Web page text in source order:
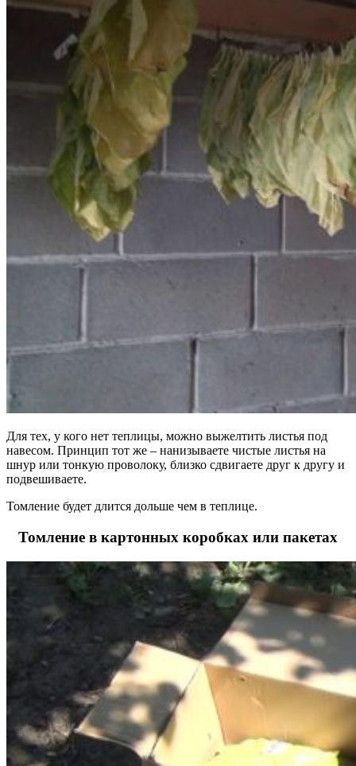
Для тех, у кого нет теплицы, можно выжелтить листья под
навесом. Принцип тот же – нанизываете чистые листья на
шнур или тонкую проволоку, близко сдвигаете друг к другу и
подвешиваете.
Томление будет длится дольше чем в теплице.
Томление в картонных коробках или пакетах